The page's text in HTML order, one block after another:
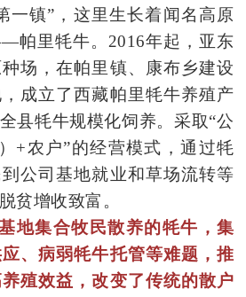
一镇”，这里生长着闻名高原
帕里牦牛。2016年起，亚东
场，在帕里镇、康布乡建设
成立了西藏帕里牦牛养殖产
县牦牛规模化饲养。采取“公
+农户”的经营模式，通过牦
公司基地就业和草场流转等
贫增收致富。
地集合牧民散养的牦牛，集
、病弱牦牛托管等难题，推
殖效益，改变了传统的散户